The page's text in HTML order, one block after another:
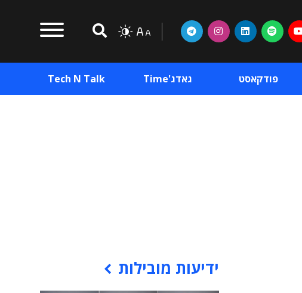
פודקאסט גאדג'Time Tech N Talk
ידיעות מובילות